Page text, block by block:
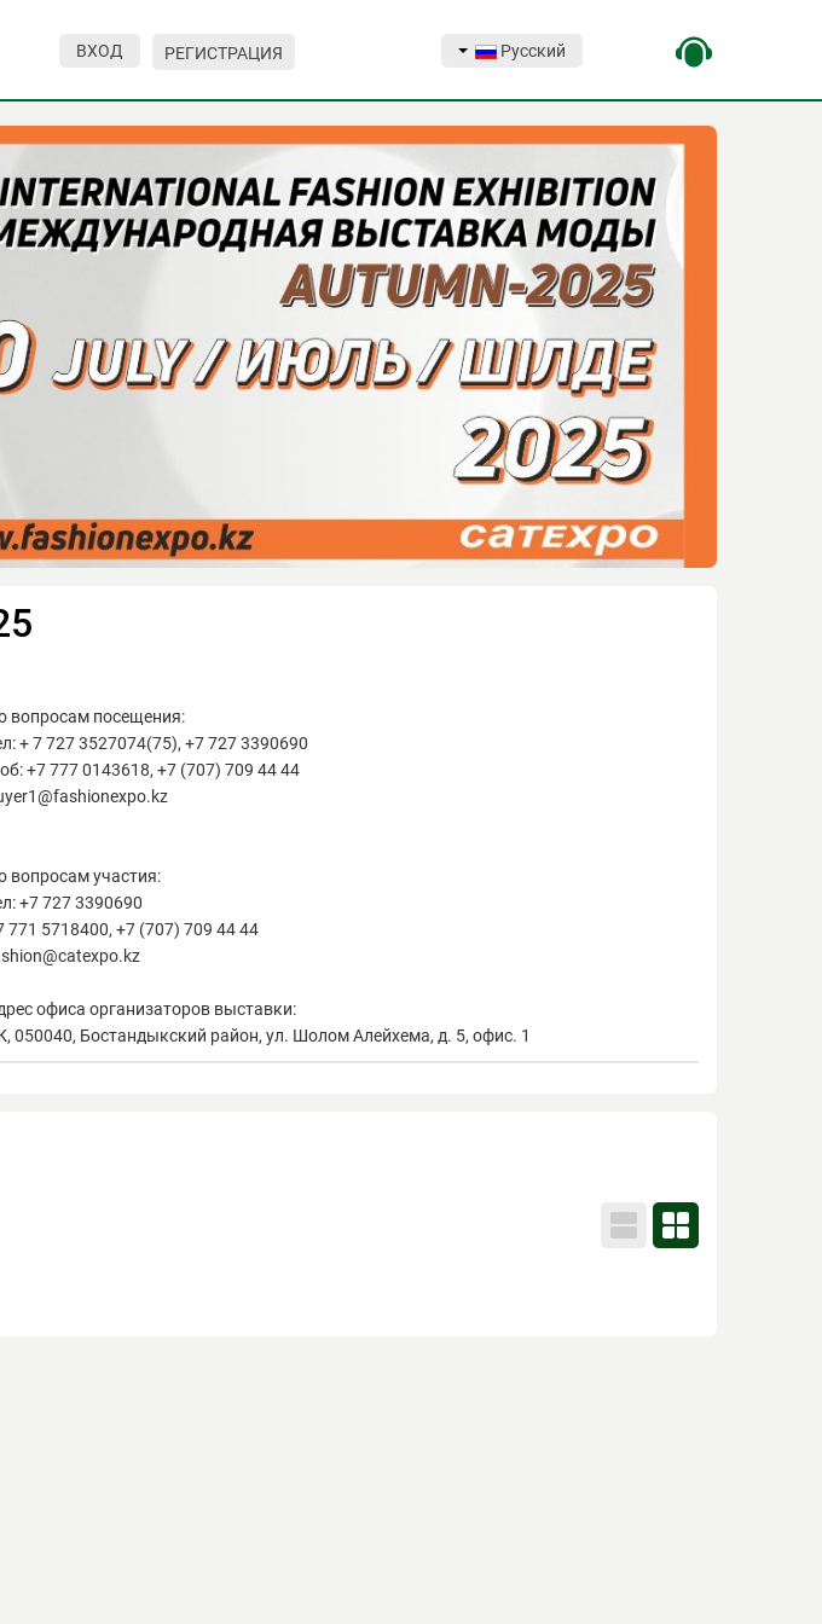
ВХОД РЕГИСТРАЦИЯ Русский
вопросам посещения:
+ 7 727 3527074(75), +7 727 3390690
+7 777 0143618, +7 (707) 709 44 44
вопросам участия:
+7 727 3390690
771 5718400, +7 (707) 709 44 44
офиса организаторов выставки:
050040, Бостандыкский район, ул. Шолом Алейхема, д. 5, офис. 1